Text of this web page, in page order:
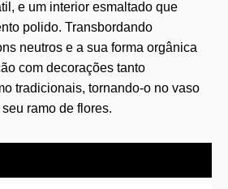
e um interior esmaltado que
polido. Transbordando
neutros e a sua forma orgânica
com decorações tanto
tradicionais, tornando-o no vaso
ramo de flores.